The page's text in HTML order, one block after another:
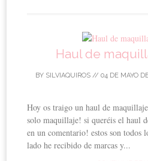
Haul de
BY SILVIAQUIROS// 04 DE MAYO
Hoy os traigo un haul de
solo maquillaje! si queréis el haul
en un comentario! estos son todos
lado he recibido de marcas y...